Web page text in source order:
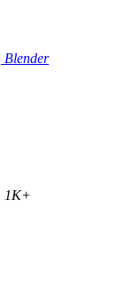
Blender
1K+